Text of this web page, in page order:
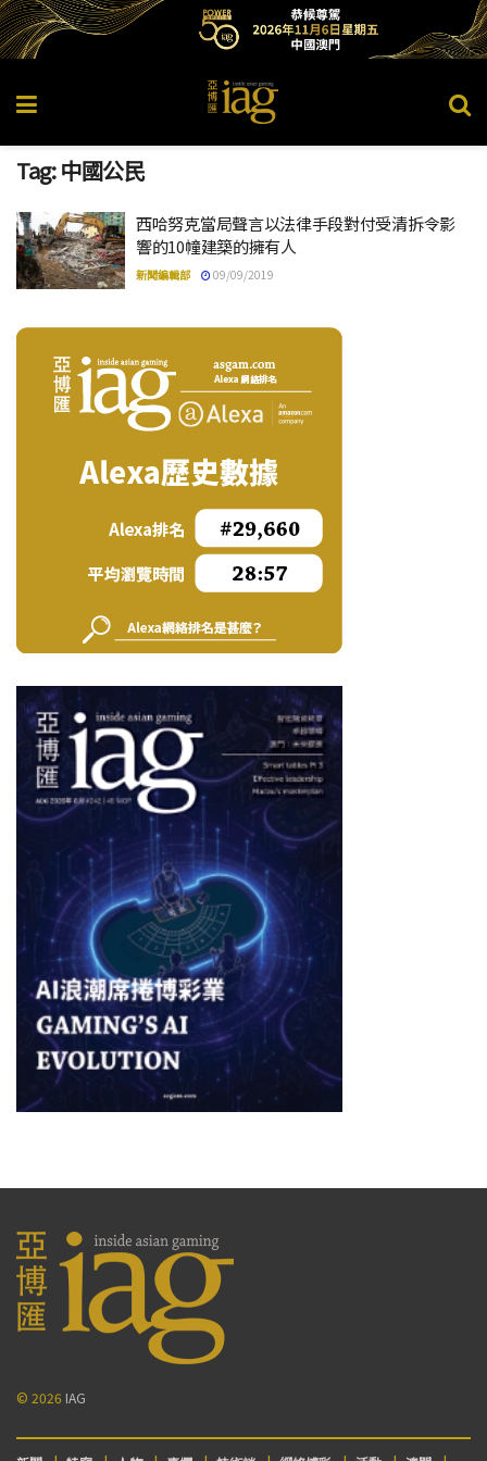
Tag:中國公民
西哈努克當局聲言以法律手段對付受清拆令影
響的10幢建築的擁有人
新聞編輯部 09/09/2019
© 2026 IAG